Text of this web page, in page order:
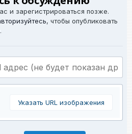
и зарегистрироваться позже.
, чтобы опубликовать
Указать URL изображения